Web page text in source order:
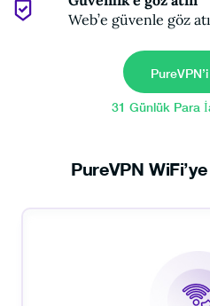
Web’e güvenle göz
31 Günlük Para
PureVPN